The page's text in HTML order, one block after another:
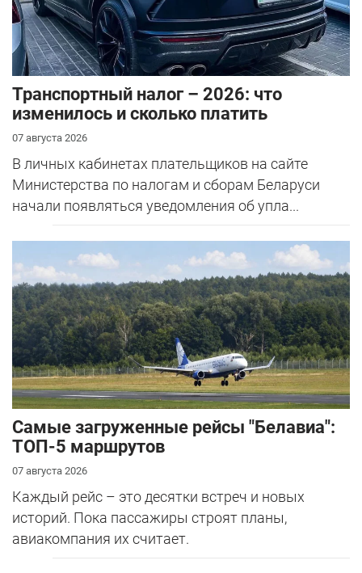
Транспортный налог – 2026: что
изменилось и сколько платить
07 августа 2026
В личных кабинетах плательщиков на сайте
Министерства по налогам и сборам Беларуси
начали появляться уведомления об упла...
Самые загруженные рейсы "Белавиа":
ТОП-5 маршрутов
07 августа 2026
Каждый рейс – это десятки встреч и новых
историй. Пока пассажиры строят планы,
авиакомпания их считает.